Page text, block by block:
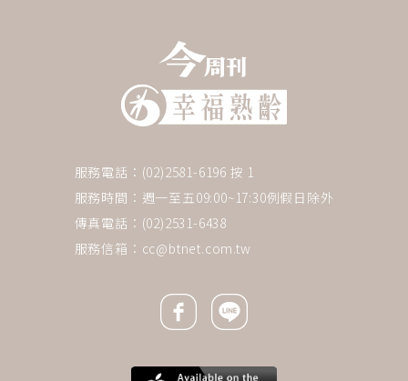
服務電話：(02)2581-6196 按 1
服務時間：週一至五09:00~17:30例假日除外
傳真電話：(02)2531-6438
服務信箱： cc@btnet.com.tw
Facebook icon
Line icon